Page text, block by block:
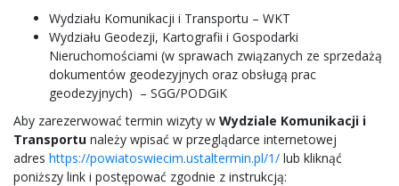
Wydziału Komunikacji i Transportu – WKT
Wydziału Geodezji, Kartografii i Gospodarki
Nieruchomościami (w sprawach związanych ze sprzedażą
dokumentów geodezyjnych oraz obsługą prac
geodezyjnych) – SGG/PODGiK
Aby zarezerwować termin wizyty w Wydziale Komunikacji i
Transportu należy wpisać w przeglądarce internetowej
adres https://powiatoswiecim.ustaltermin.pl/1/ lub kliknąć
poniższy link i postępować zgodnie z instrukcją: